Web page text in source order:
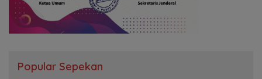
Popular Sepekan